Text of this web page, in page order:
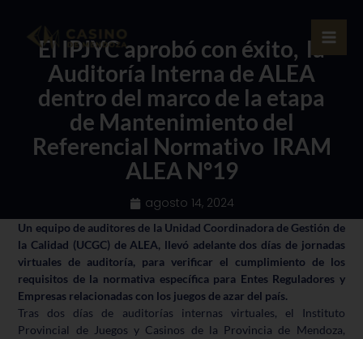
contenidoEl IPJYC aprobó con éxito, la
Auditoría Interna de ALEA
dentro del marco de la etapa
de Mantenimiento del
Referencial Normativo IRAM
ALEA N°19
agosto 14, 2024
Un equipo de auditores de la Unidad Coordinadora de Gestión de
la Calidad (UCGC) de ALEA, llevó adelante dos días de jornadas
virtuales de auditoría, para verificar el cumplimiento de los
requisitos de la normativa específica para Entes Reguladores y
Empresas relacionadas con los juegos de azar del país.
Tras dos días de auditorías internas virtuales, el Instituto
Provincial de Juegos y Casinos de la Provincia de Mendoza,